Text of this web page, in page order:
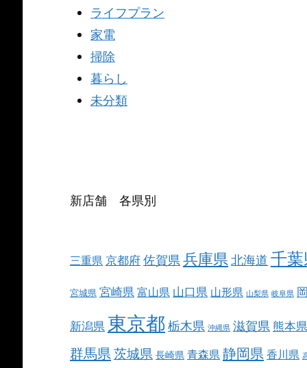
ライフプラン
家電
掃除
暮らし
未分類
新店舗 各県別
三重県京都府佐賀県 兵庫県北海道 千
宮城県 宮崎県 富山県 山口県 山形県 山梨県 岐阜県
新潟県 東京都 栃木県 沖縄県 滋賀県 熊本県
群馬県茨城県 長崎県 青森県静岡県 香川県